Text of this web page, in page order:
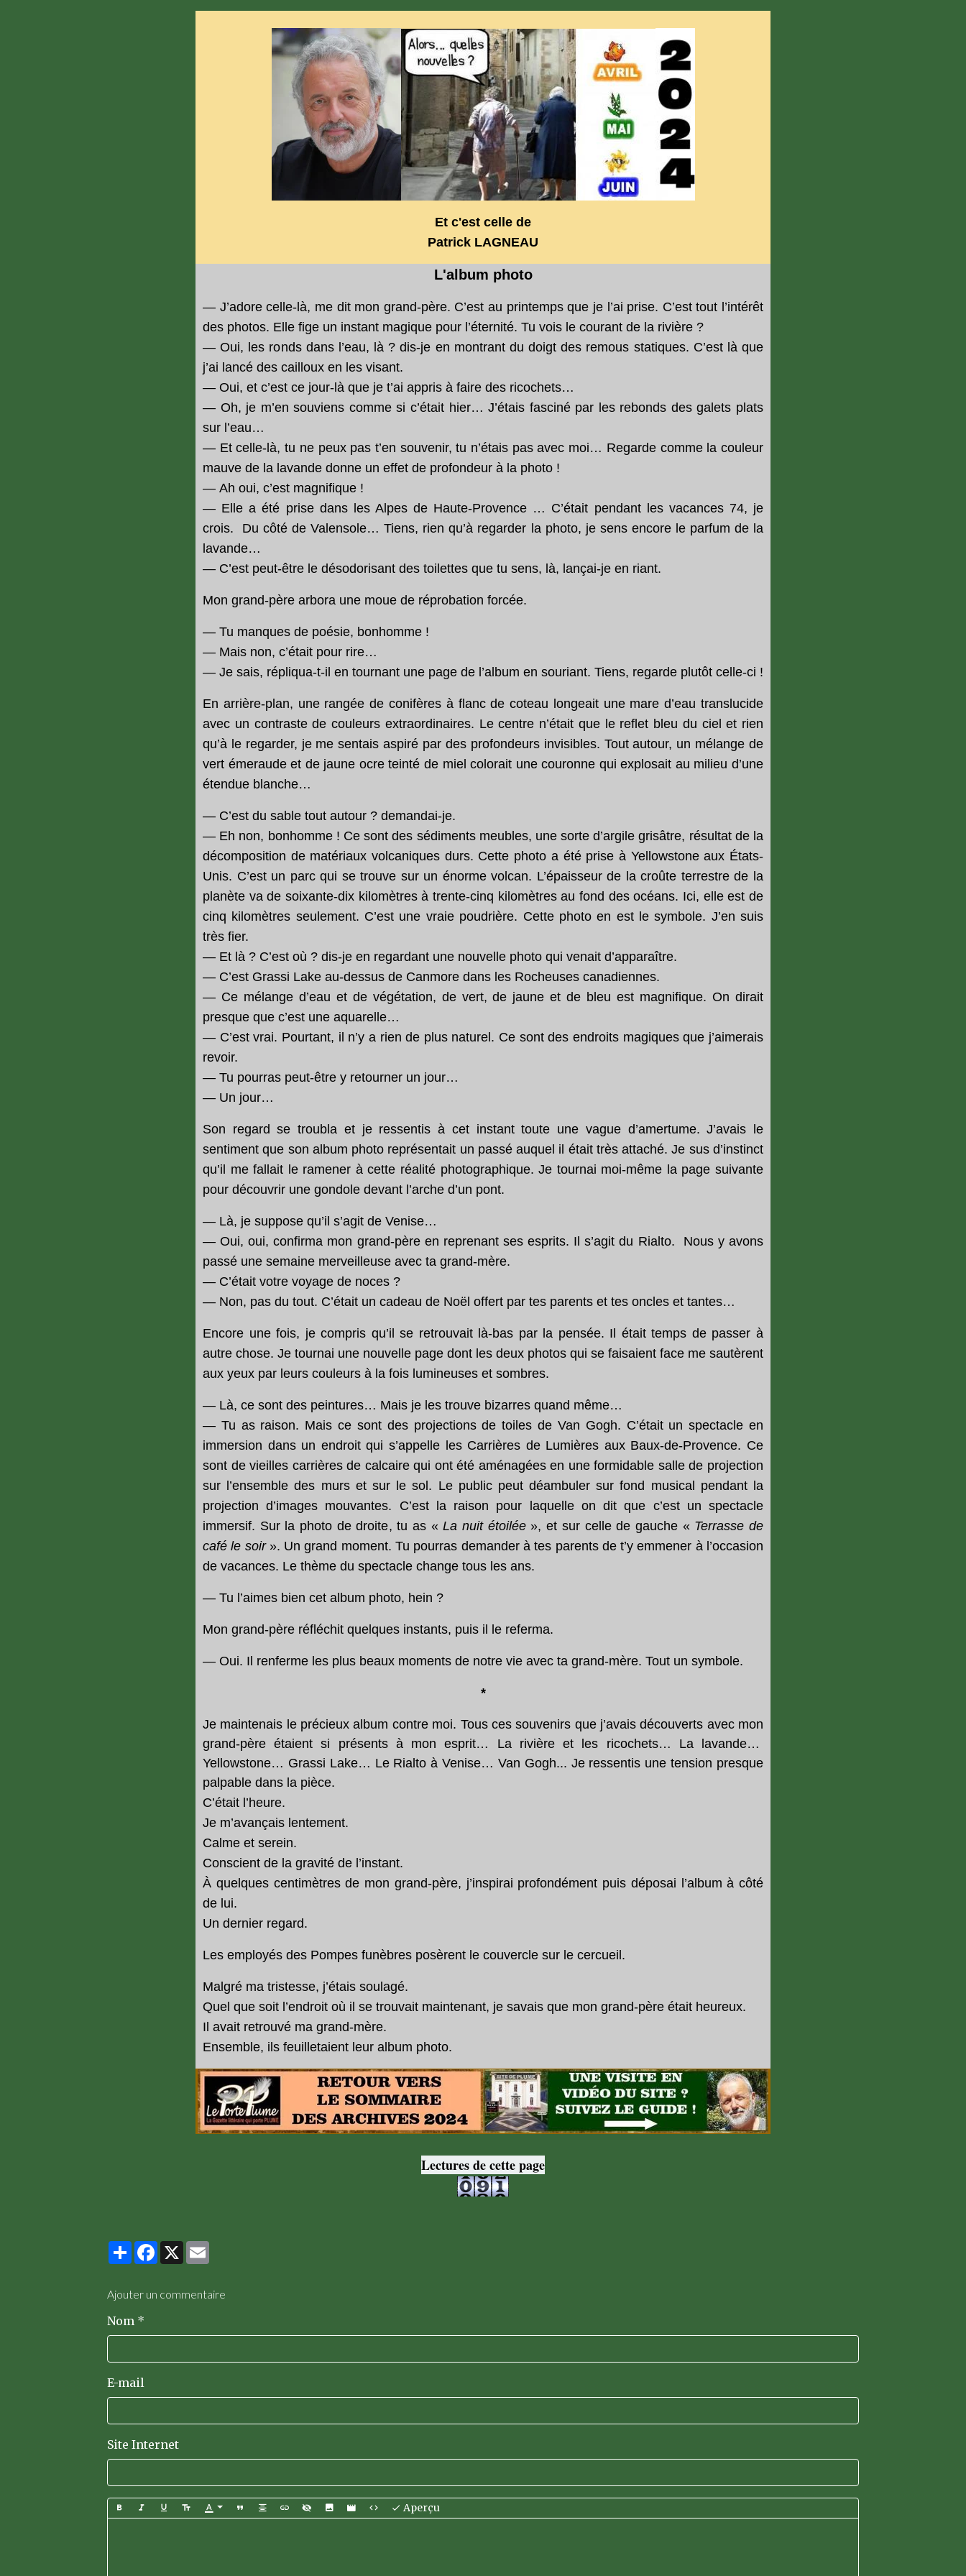
Et c'est celle de
Patrick LAGNEAU
L'album photo
— J’adore celle-là, me dit mon grand-père. C’est au printemps que je l’ai prise. C’est tout l’intérêt
des photos. Elle fige un instant magique pour l’éternité. Tu vois le courant de la rivière ?
— Oui, les ronds dans l’eau, là ? dis-je en montrant du doigt des remous statiques. C’est là que
j’ai lancé des cailloux en les visant.
— Oui, et c’est ce jour-là que je t’ai appris à faire des ricochets…
— Oh, je m’en souviens comme si c’était hier… J’étais fasciné par les rebonds des galets plats
sur l’eau…
— Et celle-là, tu ne peux pas t’en souvenir, tu n’étais pas avec moi… Regarde comme la couleur
mauve de la lavande donne un effet de profondeur à la photo !
— Ah oui, c’est magnifique !
— Elle a été prise dans les Alpes de Haute-Provence … C’était pendant les vacances 74, je
crois. Du côté de Valensole… Tiens, rien qu’à regarder la photo, je sens encore le parfum de la
lavande…
— C’est peut-être le désodorisant des toilettes que tu sens, là, lançai-je en riant.
Mon grand-père arbora une moue de réprobation forcée.
— Tu manques de poésie, bonhomme !
— Mais non, c’était pour rire…
— Je sais, répliqua-t-il en tournant une page de l’album en souriant. Tiens, regarde plutôt celle-ci !
En arrière-plan, une rangée de conifères à flanc de coteau longeait une mare d’eau translucide
avec un contraste de couleurs extraordinaires. Le centre n’était que le reflet bleu du ciel et rien
qu’à le regarder, je me sentais aspiré par des profondeurs invisibles. Tout autour, un mélange de
vert émeraude et de jaune ocre teinté de miel colorait une couronne qui explosait au milieu d’une
étendue blanche…
— C’est du sable tout autour ? demandai-je.
— Eh non, bonhomme ! Ce sont des sédiments meubles, une sorte d’argile grisâtre, résultat de la
décomposition de matériaux volcaniques durs. Cette photo a été prise à Yellowstone aux États-
Unis. C’est un parc qui se trouve sur un énorme volcan. L’épaisseur de la croûte terrestre de la
planète va de soixante-dix kilomètres à trente-cinq kilomètres au fond des océans. Ici, elle est de
cinq kilomètres seulement. C’est une vraie poudrière. Cette photo en est le symbole. J’en suis
très fier.
— Et là ? C’est où ? dis-je en regardant une nouvelle photo qui venait d’apparaître.
— C’est Grassi Lake au-dessus de Canmore dans les Rocheuses canadiennes.
— Ce mélange d’eau et de végétation, de vert, de jaune et de bleu est magnifique. On dirait
presque que c’est une aquarelle…
— C’est vrai. Pourtant, il n’y a rien de plus naturel. Ce sont des endroits magiques que j’aimerais
revoir.
— Tu pourras peut-être y retourner un jour…
— Un jour…
Son regard se troubla et je ressentis à cet instant toute une vague d’amertume. J’avais le
sentiment que son album photo représentait un passé auquel il était très attaché. Je sus d’instinct
qu’il me fallait le ramener à cette réalité photographique. Je tournai moi-même la page suivante
pour découvrir une gondole devant l’arche d’un pont.
— Là, je suppose qu’il s’agit de Venise…
— Oui, oui, confirma mon grand-père en reprenant ses esprits. Il s’agit du Rialto. Nous y avons
passé une semaine merveilleuse avec ta grand-mère.
— C’était votre voyage de noces ?
— Non, pas du tout. C’était un cadeau de Noël offert par tes parents et tes oncles et tantes…
Encore une fois, je compris qu’il se retrouvait là-bas par la pensée. Il était temps de passer à
autre chose. Je tournai une nouvelle page dont les deux photos qui se faisaient face me sautèrent
aux yeux par leurs couleurs à la fois lumineuses et sombres.
— Là, ce sont des peintures… Mais je les trouve bizarres quand même…
— Tu as raison. Mais ce sont des projections de toiles de Van Gogh. C’était un spectacle en
immersion dans un endroit qui s’appelle les Carrières de Lumières aux Baux-de-Provence. Ce
sont de vieilles carrières de calcaire qui ont été aménagées en une formidable salle de projection
sur l’ensemble des murs et sur le sol. Le public peut déambuler sur fond musical pendant la
projection d’images mouvantes. C’est la raison pour laquelle on dit que c’est un spectacle
immersif. Sur la photo de droite, tu as «La nuit étoilée», et sur celle de gauche « Terrasse de
café le soir». Un grand moment. Tu pourras demander à tes parents de t’y emmener à l’occasion
de vacances. Le thème du spectacle change tous les ans.
— Tu l’aimes bien cet album photo, hein ?
Mon grand-père réfléchit quelques instants, puis il le referma.
— Oui. Il renferme les plus beaux moments de notre vie avec ta grand-mère. Tout un symbole.
*
Je maintenais le précieux album contre moi. Tous ces souvenirs que j’avais découverts avec mon
grand-père étaient si présents à mon esprit… La rivière et les ricochets… La lavande…
Yellowstone… Grassi Lake… Le Rialto à Venise… Van Gogh... Je ressentis une tension presque
palpable dans la pièce.
C’était l’heure.
Je m’avançais lentement.
Calme et serein.
Conscient de la gravité de l’instant.
À quelques centimètres de mon grand-père, j’inspirai profondément puis déposai l’album à côté
de lui.
Un dernier regard.
Les employés des Pompes funèbres posèrent le couvercle sur le cercueil.
Malgré ma tristesse, j’étais soulagé.
Quel que soit l’endroit où il se trouvait maintenant, je savais que mon grand-père était heureux.
Il avait retrouvé ma grand-mère.
Ensemble, ils feuilletaient leur album photo.
Lectures de cette page
PartagerFacebook
X
Ajouter un commentaire
Nom
E-mail
Site Internet
Aperçu